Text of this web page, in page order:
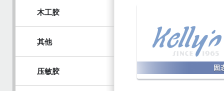
木工胶
其他
压敏胶 固